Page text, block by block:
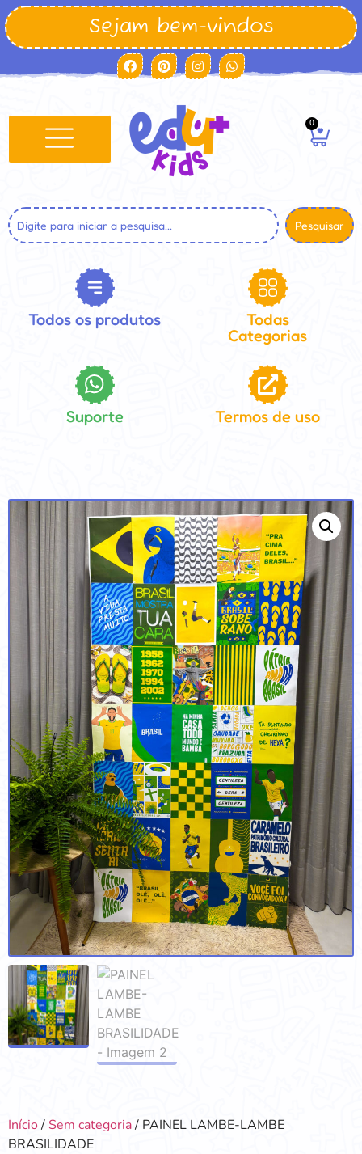
Sejam bem-vindos
0
Pesquisar
Todos os produtos
Todas
Categorias
Suporte Termos de uso
Início/ Sem categoria/ PAINEL LAMBE-LAMBE
BRASILIDADE